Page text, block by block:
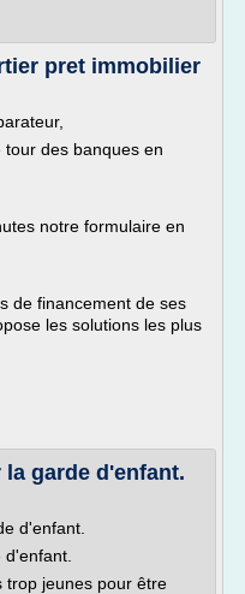
pret immobilier
des banques en
notre formulaire en
de financement de ses
les solutions les plus
garde d'enfant.
d'enfant.
trop jeunes pour être